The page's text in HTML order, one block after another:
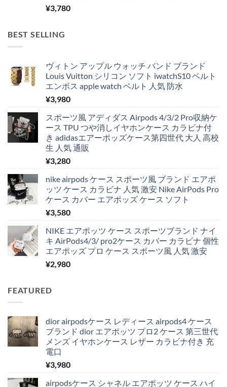
¥3,780
BEST SELLING
ヴィトン アップル ウォッチ バンド ブランド
Louis Vuitton シリコン ソフト iwatchS10 ベルト
エンボス apple watch ベルト 人気 防水
¥3,980
スポーツ風 アディダス Airpods 4/3/2 Pro収納ケ
ース TPU つや消しイヤホンケース カラビナ付
き adidasエアーポッズケース第四世代 大人 高校
生 人気 通販
¥3,280
nike airpods ケース スポーツ風 ブランド エアポ
ッツ ケース カラビナ 人気 激安 Nike AirPods Pro
ケース カバー エアポッズ ケース ソフト
¥3,580
NIKE エアポッツ ケース スポーツブランド ナイ
キ AirPods4/3/ pro2ケース カバー カラビナ 個性
エアポッズ プロ ケース スポーツ風 人気 激安
¥2,980
FEATURED
dior airpodsケース レディース airpods4 ケース
ブランド dior エアポッツ プロ2 ケース 第三世代
メンズ イヤホンケース レザー カラビナ付き 充
電口
¥3,980
airpodsケース シャネル エアポッツ ケース ハイ